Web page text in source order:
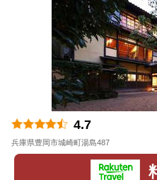
4.7
兵庫県豊岡市城崎町湯島487